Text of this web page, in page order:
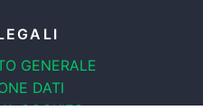
GENERALE
DATI